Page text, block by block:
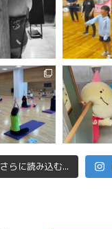
さらに読み込む...